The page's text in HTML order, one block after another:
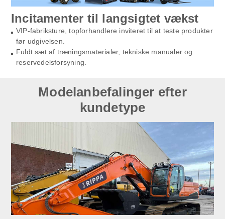
Incitamenter til langsigtet vækst
VIP-fabriksture, topforhandlere inviteret til at teste produkter
før udgivelsen.
Fuldt sæt af træningsmaterialer, tekniske manualer og
reservedelsforsyning.
Modelanbefalinger efter
kundetype